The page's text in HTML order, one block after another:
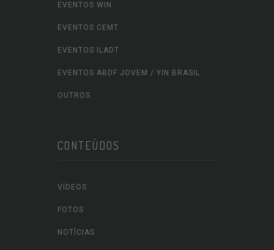
EVENTOS WIN
EVENTOS CEMT
EVENTOS ILADT
EVENTOS ABDF JOVEM / YIN BRASIL
OUTROS
CONTEÚDOS
VÍDEOS
FOTOS
NOTÍCIAS